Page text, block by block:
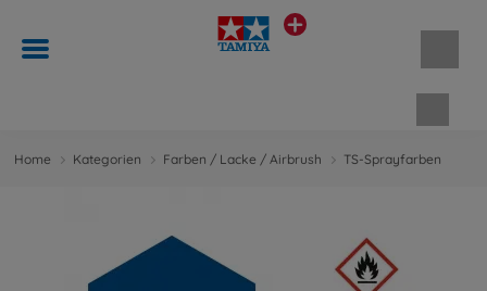
Home Kategorien Farben / Lacke / Airbrush TS-Sprayfarben